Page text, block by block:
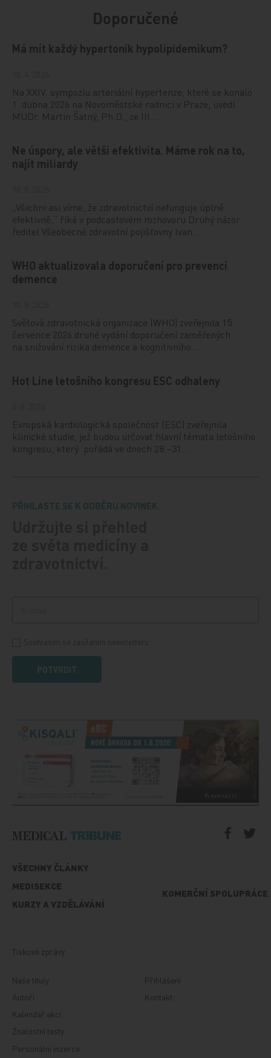
Doporučené
Má mít každý hypertonik hypolipidemikum?
Na XXIV. sympoziu arteriální hypertenze, které se konalo
1. dubna 2026 na Novoměstské radnici v Praze, uvedl
MUDr. Martin Šatný, Ph.D., ze III.…
Ne úspory, ale větší efektivita. Máme rok na to,
najít miliardy
„Všichni asi víme, že zdravotnictví nefunguje úplně
efektivně,“ říká v podcastovém rozhovoru Druhý názor
ředitel Všeobecné zdravotní pojišťovny Ivan…
WHO aktualizovala doporučení pro prevenci
demence
Světová zdravotnická organizace (WHO) zveřejnila 15.
července 2026 druhé vydání doporučení zaměřených
na snižování rizika demence a kognitivního…
Hot Line letošního kongresu ESC odhaleny
Evropská kardiologická společnost (ESC) zveřejnila
klinické studie, jež budou určovat hlavní témata letošního
kongresu, který pořádá ve dnech 28.–31…
PŘIHLASTE SE K ODBĚRU NOVINEK.
POTVRDIT
VŠECHNY ČLÁNKY
MEDISEKCE
KURZY A VZDĚLÁVÁNÍ
KOMERČNÍ SPOLUPRÁCE
Tiskové zprávy
Naše tituly
Autoři
Kalendář akcí
Znalostní testy
Personální inzerce
Přihlášení
Kontakt